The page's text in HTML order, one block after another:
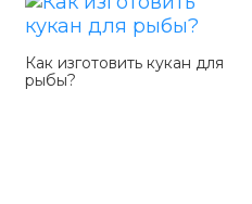
Как изготовить кукан для
рыбы?